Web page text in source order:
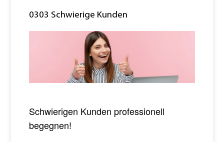
0303 Schwierige Kunden
Schwierigen Kunden professionell
begegnen!